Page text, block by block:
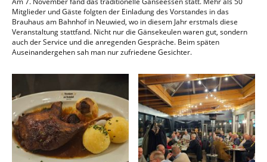
Mitglieder und Gäste folgten der Einladung des Vorstandes in das
Brauhaus am Bahnhof in Neuwied, wo in diesem Jahr erstmals diese
Veranstaltung stattfand. Nicht nur die Gänsekeulen waren gut, sondern
auch der Service und die anregenden Gespräche. Beim späten
Auseinandergehen sah man nur zufriedene Gesichter.